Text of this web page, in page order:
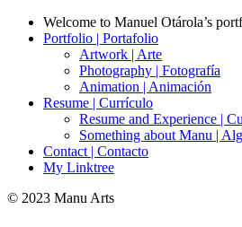
Welcome to Manuel Otárola’s
Portfolio | Portafolio
Artwork | Arte
Photography | Fotografía
Animation | Animación
Resume | Currículo
Resume and Experience |
Something about Manu |
Contact | Contacto
My Linktree
© 2023 Manu Arts